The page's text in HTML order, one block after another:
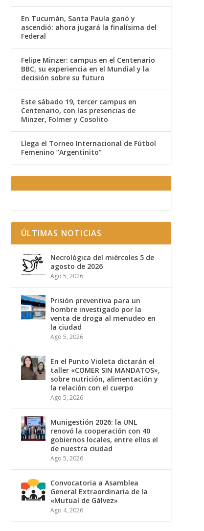
En Tucumán, Santa Paula ganó y
ascendió: ahora jugará la finalísima del
Federal
Felipe Minzer: campus en el Centenario
BBC, su experiencia en el Mundial y la
decisión sobre su futuro
Este sábado 19, tercer campus en
Centenario, con las presencias de
Minzer, Folmer y Cosolito
Llega el Torneo Internacional de Fútbol
Femenino “Argentinito”
ÚLTIMAS NOTICIAS
Necrológica del miércoles 5 de
agosto de 2026
Ago 5, 2026
Prisión preventiva para un
hombre investigado por la
venta de droga al menudeo en
la ciudad
Ago 5, 2026
En el Punto Violeta dictarán el
taller «COMER SIN MANDATOS»,
sobre nutrición, alimentación y
la relación con el cuerpo
Ago 5, 2026
Munigestión 2026: la UNL
renovó la cooperación con 40
gobiernos locales, entre ellos el
de nuestra ciudad
Ago 5, 2026
Convocatoria a Asamblea
General Extraordinaria de la
«Mutual de Gálvez»
Ago 4, 2026